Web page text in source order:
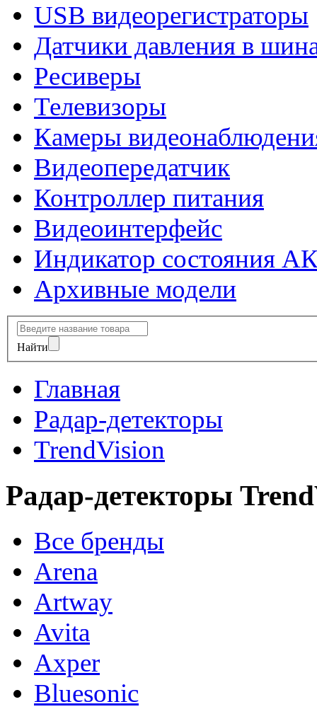
USB видеорегистраторы
Датчики давления в
Ресиверы
Телевизоры
Камеры
Видеопередатчик
Контроллер питания
Видеоинтерфейс
Индикатор состояния
Архивные модели
Найти
Главная
Радар-детекторы
TrendVision
Радар-детекторы
Все бренды
Arena
Artway
Avita
Axper
Bluesonic